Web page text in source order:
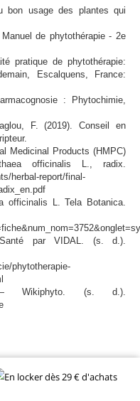
bon usage des plantes qui
Manuel de phytothérapie - 2e
pratique de phytothérapie:
Escalquens, France:
: Phytochimie,
F. (2019). Conseil en
Medicinal Products (HMPC)
officinalis L., radix.
herbal-report/final-
officinalis L. Tela Botanica.
par VIDAL. (s. d.).
phytotherapie-
Wikiphyto. (s. d.).